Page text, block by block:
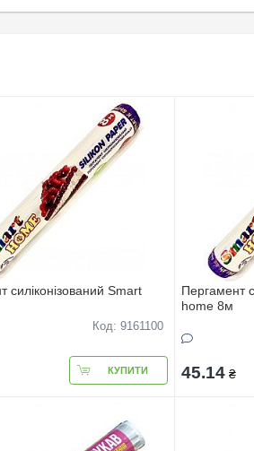
силіконізований Smart
Код: 9161100
КУПИТИ
Пергамент
home 8м
45.14 ₴